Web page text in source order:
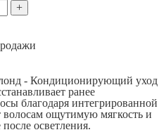
+
- Кондиционирующий уход
ранее
благодаря интегрированной
волосам ощутимую мягкость и
осветления.